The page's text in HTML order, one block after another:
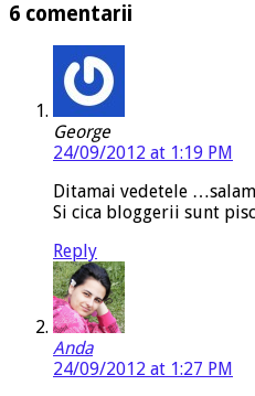
6 comentarii
George
24/09/2012 at 1:19 PM
Ditamai vedetele
Si cica bloggerii sunt
Reply
Anda
24/09/2012 at 1:27 PM